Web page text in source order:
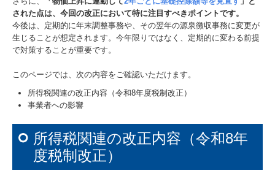
個人情報保護方針
された点は、今回の改正において特に注目すべきポイントです。
今後は、定期的に年末調整事務や、その翌年の源泉徴収事務に変更が
生じることが想定されます。今年限りではなく、定期的に変わる前提
で対策することが重要です。
このページでは、次の内容をご確認いただけます。
所得税関連の改正内容（令和8年度税制改正）
事業者への影響
所得税関連の改正内容（令和8年
度税制改正）